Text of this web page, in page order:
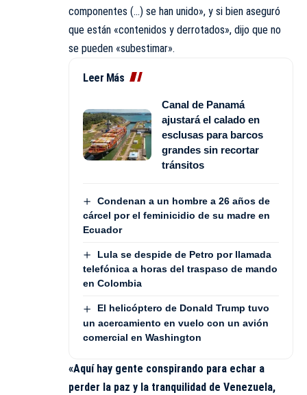
componentes (…) se han unido», y si bien aseguró
que están «contenidos y derrotados», dijo que no
se pueden «subestimar».
Leer Más
Canal de Panamá
ajustará el calado en
esclusas para barcos
grandes sin recortar
tránsitos
Condenan a un hombre a 26 años de
cárcel por el feminicidio de su madre en
Ecuador
Lula se despide de Petro por llamada
telefónica a horas del traspaso de mando
en Colombia
El helicóptero de Donald Trump tuvo
un acercamiento en vuelo con un avión
comercial en Washington
«Aquí hay gente conspirando para echar a
perder la paz y la tranquilidad de Venezuela,